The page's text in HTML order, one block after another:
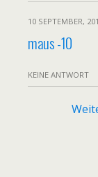
10 SEPTEMBER,
maus -10
KEINE ANTWORT